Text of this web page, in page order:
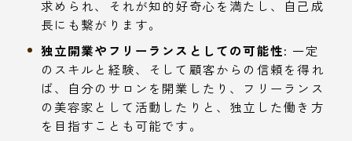
求められ、それが知的好奇心を満たし、自己成
長にも繋がります。
独立開業やフリーランスとしての可能性: 一定
のスキルと経験、そして顧客からの信頼を得れ
ば、自分のサロンを開業したり、フリーランス
の美容家として活動したりと、独立した働き方
を目指すことも可能です。